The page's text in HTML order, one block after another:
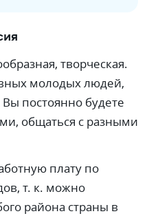
творческая.
молодых людей,
постоянно будете
общаться с разными
плату по
т. к. можно
района страны в